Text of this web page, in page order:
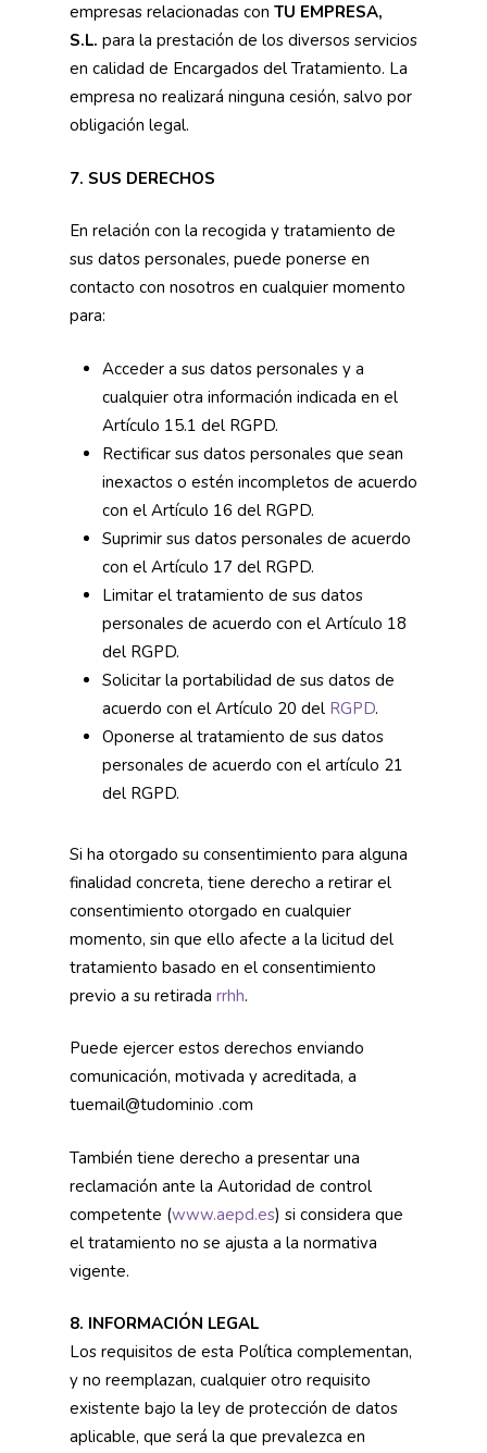
empresas relacionadas con TU EMPRESA,
S.L. para la prestación de los diversos servicios
en calidad de Encargados del Tratamiento. La
empresa no realizará ninguna cesión, salvo por
obligación legal.
7. SUS DERECHOS
En relación con la recogida y tratamiento de
sus datos personales, puede ponerse en
contacto con nosotros en cualquier momento
para:
Acceder a sus datos personales y a
cualquier otra información indicada en el
Artículo 15.1 del RGPD.
Rectificar sus datos personales que sean
inexactos o estén incompletos de acuerdo
con el Artículo 16 del RGPD.
Suprimir sus datos personales de acuerdo
con el Artículo 17 del RGPD.
Limitar el tratamiento de sus datos
personales de acuerdo con el Artículo 18
del RGPD.
Solicitar la portabilidad de sus datos de
acuerdo con el Artículo 20 del RGPD.
Oponerse al tratamiento de sus datos
personales de acuerdo con el artículo 21
del RGPD.
Si ha otorgado su consentimiento para alguna
finalidad concreta, tiene derecho a retirar el
consentimiento otorgado en cualquier
momento, sin que ello afecte a la licitud del
tratamiento basado en el consentimiento
previo a su retirada rrhh.
Puede ejercer estos derechos enviando
comunicación, motivada y acreditada, a
tuemail@tudominio .com
También tiene derecho a presentar una
reclamación ante la Autoridad de control
competente (www.aepd.es) si considera que
el tratamiento no se ajusta a la normativa
vigente.
8. INFORMACIÓN LEGAL
Los requisitos de esta Política complementan,
y no reemplazan, cualquier otro requisito
existente bajo la ley de protección de datos
aplicable, que será la que prevalezca en